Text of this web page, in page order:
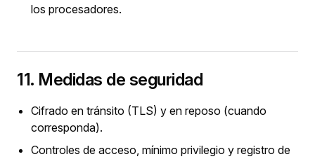
los procesadores.
11. Medidas de seguridad
Cifrado en tránsito (TLS) y en reposo (cuando
corresponda).
Controles de acceso, mínimo privilegio y registro de